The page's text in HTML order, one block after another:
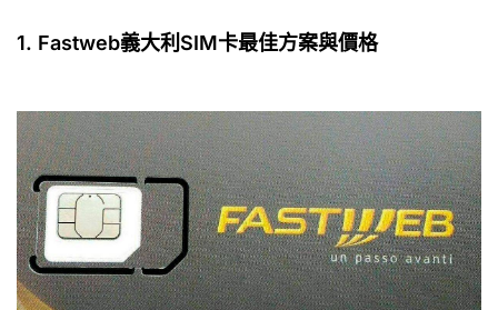
1. Fastweb義大利SIM卡最佳方案與價格